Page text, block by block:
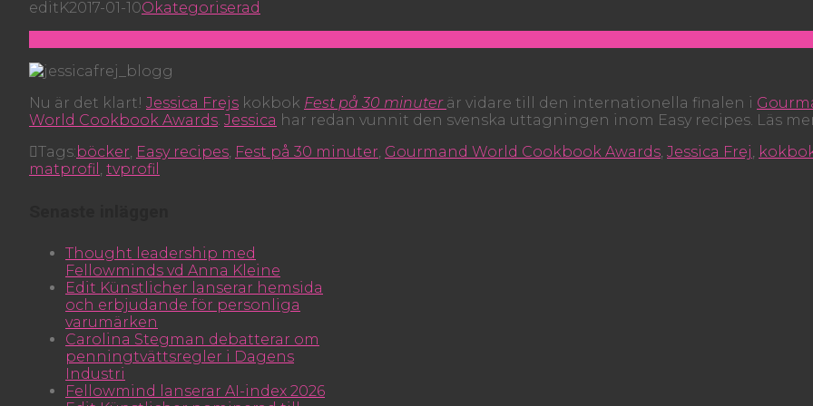
editK2017-01-10Okategoriserad
Nu är det klart! Jessica Frejs kokbok Fest på 30 minuter är vidare till den internationella finalen i
World Cookbook Awards. Jessica har redan vunnit den svenska uttagningen inom Easy recipes. Läs
Tags:böcker, Easy recipes, Fest på 30 minuter, Gourmand World Cookbook Awards, Jessica Frej,
matprofil , tvprofil
Thought leadership med
Fellowminds vd Anna Kleine
Edit Künstlicher lanserar hemsida
och erbjudande för personliga
varumärken
Carolina Stegman debatterar om
penningtvättsregler i Dagens
Industri
Fellowmind lanserar AI-index 2026